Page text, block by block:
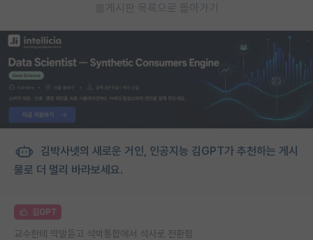
게시판 목록으로 돌아가기
김박사넷의 새로운 거인, 인공지능 김GPT가 추천하는 게시
물로 더 멀리 바라보세요.
김GPT
교수한테 막말듣고 석박통합에서 석사로 전환함